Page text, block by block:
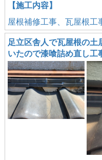
【施工内容】
屋根補修工事、瓦屋根工
足立区舎人で瓦屋根の土
いたので漆喰詰め直し工